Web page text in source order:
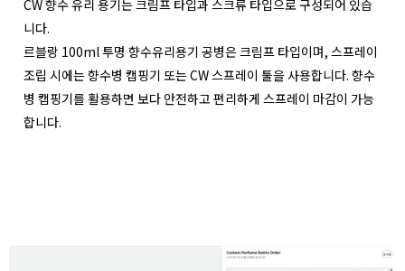
CW 향수 유리 용기는 크림프 타입과 스크류 타입으로 구성되어 있습
니다.
르블랑 100ml 투명 향수유리용기 공병은 크림프 타입이며, 스프레이
조립 시에는 향수병 캡핑기 또는 CW 스프레이 툴을 사용합니다. 향수
병 캡핑기를 활용하면 보다 안전하고 편리하게 스프레이 마감이 가능
합니다.